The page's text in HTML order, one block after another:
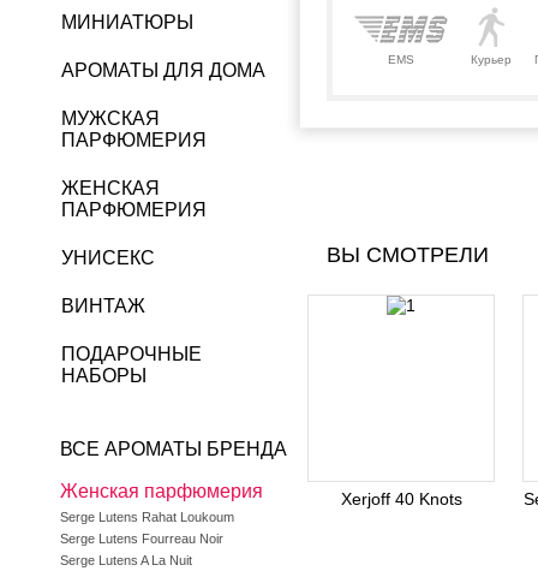
EMS Курьер
ВЫ СМОТРЕЛИ
Xerjoff 40 Knots
МИНИАТЮРЫ
АРОМАТЫ ДЛЯ ДОМА
МУЖСКАЯ
ПАРФЮМЕРИЯ
ЖЕНСКАЯ
ПАРФЮМЕРИЯ
УНИСЕКС
ВИНТАЖ
ПОДАРОЧНЫЕ
НАБОРЫ
ВСЕ АРОМАТЫ БРЕНДА
Женская парфюмерия
Serge Lutens Rahat Loukoum
Serge Lutens Fourreau Noir
Serge Lutens A La Nuit